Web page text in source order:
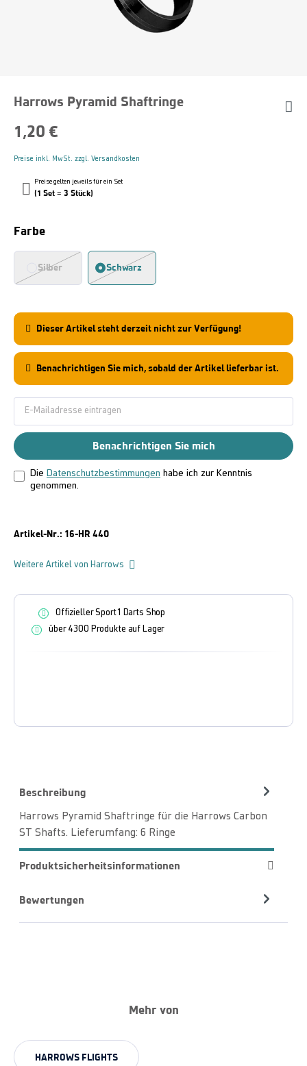
Beschreibung
Harrows Pyramid Shaftringe für die Harrows Carbon
ST Shafts. Lieferumfang: 6 Ringe
Produktsicherheitsinformationen
Bewertungen
Harrows Pyramid Shaftringe
1,20 €
Preise inkl. MwSt. zzgl. Versandkosten
Preise gelten jeweils für ein Set
(1 Set = 3 Stück)
FarbeAuswählen
Silber Schwarz
Dieser Artikel steht derzeit nicht zur Verfügung!
Benachrichtigen Sie mich, sobald der Artikel lieferbar ist.
Benachrichtigen Sie mich
Die Datenschutzbestimmungen habe ich zur Kenntnis
genommen.
Artikel-Nr.: 16-HR 440
Weitere Artikel von Harrows
Offizieller Sport1 Darts Shop
über 4300 Produkte auf Lager
Mehr von
HARROWS FLIGHTS